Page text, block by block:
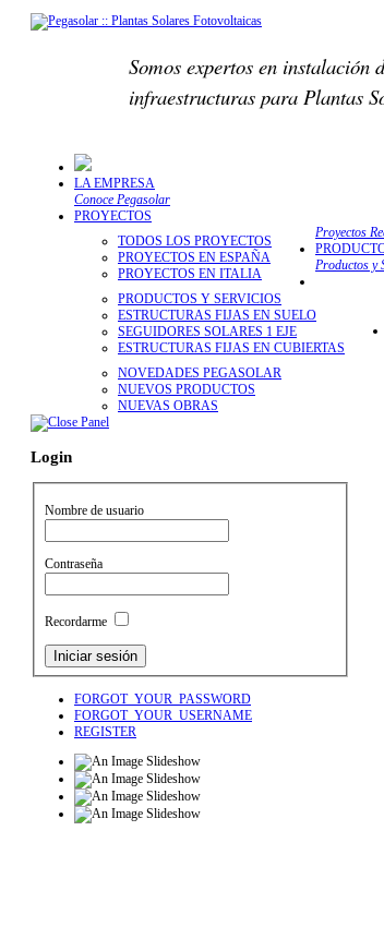
Somos expertos en instalación
infraestructuras para Plantas
LA EMPRESA
Conoce Pegasolar
PROYECTOS
Proyectos
TODOS LOS PROYECTOS
PROYECTOS EN ESPAÑA
PROYECTOS EN ITALIA
Productos y
PRODUCTOS Y SERVICIOS
ESTRUCTURAS FIJAS EN SUELO
SEGUIDORES SOLARES 1 EJE
ESTRUCTURAS FIJAS EN CUBIERTAS
NOVEDADES PEGASOLAR
NUEVOS PRODUCTOS
NUEVAS OBRAS
Login
Nombre de usuario
Contraseña
Recordarme
FORGOT_YOUR_PASSWORD
FORGOT_YOUR_USERNAME
REGISTER